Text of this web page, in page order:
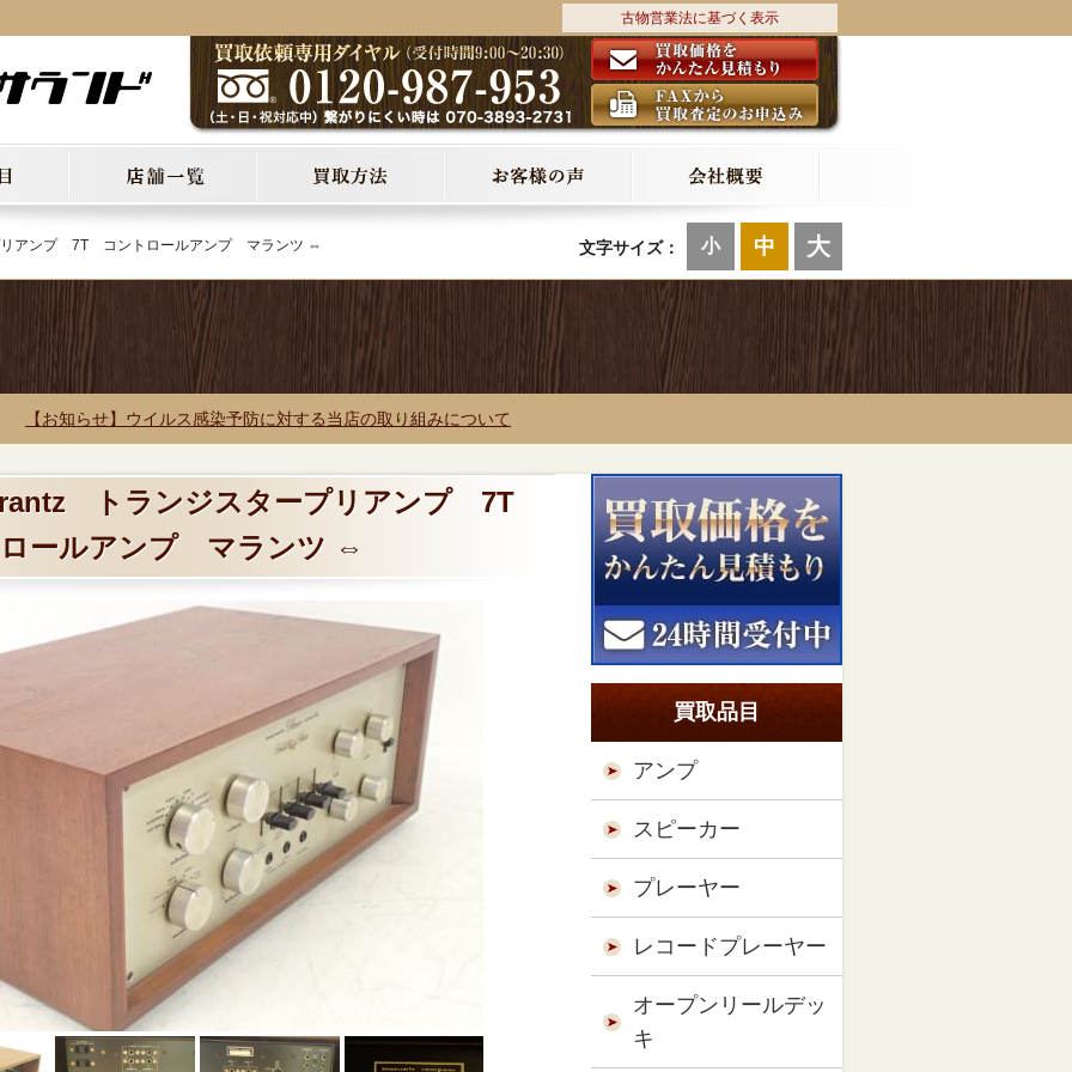
古物営業法に基づく表示
文字サイズ： 小 中 大
アンプ 7T コントロールアンプ マランツ ⇔
【お知らせ】ウイルス感染予防に対する当店の取り組みについて
トランジスタープリアンプ 7T
ールアンプ マランツ ⇔
買取品目
アンプ
スピーカー
プレーヤー
レコードプレーヤー
オープンリールデッ
キ